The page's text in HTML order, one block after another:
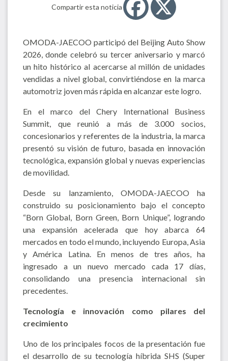
Compartir esta noticia
OMODA-JAECOO participó del Beijing Auto Show
2026, donde celebró su tercer aniversario y marcó
un hito histórico al acercarse al millón de unidades
vendidas a nivel global, convirtiéndose en la marca
automotriz joven más rápida en alcanzar este logro.
En el marco del Chery International Business
Summit, que reunió a más de 3.000 socios,
concesionarios y referentes de la industria, la marca
presentó su visión de futuro, basada en innovación
tecnológica, expansión global y nuevas experiencias
de movilidad.
Desde su lanzamiento, OMODA-JAECOO ha
construido su posicionamiento bajo el concepto
“Born Global, Born Green, Born Unique”, logrando
una expansión acelerada que hoy abarca 64
mercados en todo el mundo, incluyendo Europa, Asia
y América Latina. En menos de tres años, ha
ingresado a un nuevo mercado cada 17 días,
consolidando una presencia internacional sin
precedentes.
Tecnología e innovación como pilares del
crecimiento
Uno de los principales focos de la presentación fue
el desarrollo de su tecnología híbrida SHS (Super